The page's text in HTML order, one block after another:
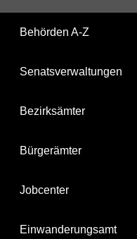
Behörden A-Z
Senatsverwaltungen
Bezirksämter
Bürgerämter
Jobcenter
Einwanderungsamt